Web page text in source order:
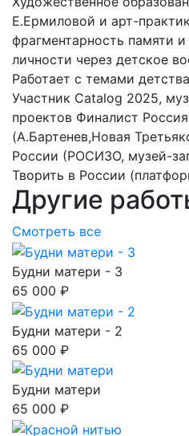
Е.Ермиловой и арт-
фрагментарность памяти
личности через детское
Работает с темами
Участник Catalog 2025,
проектов Финалист
(А.Бартенев,Новая
России (РОСИЗО, музей-
Творить в России
Другие
Смотреть все
Будни матери - 3
65 000 ₽
Будни матери - 2
65 000 ₽
Будни матери
65 000 ₽